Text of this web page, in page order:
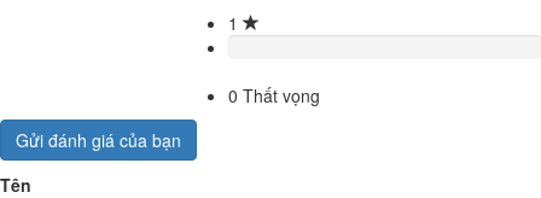
1
0 Thất vọng
Gửi đánh giá của bạn
Tên